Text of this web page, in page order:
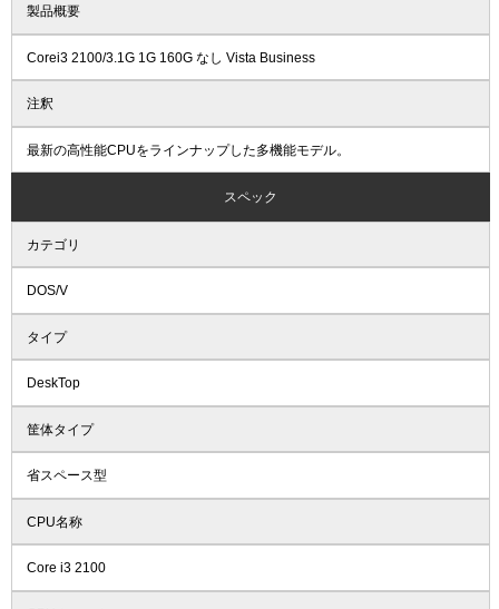
製品概要
Corei3 2100/3.1G 1G 160G なし Vista Business
注釈
最新の高性能CPUをラインナップした多機能モデル。
スペック
カテゴリ
DOS/V
タイプ
DeskTop
筐体タイプ
省スペース型
CPU名称
Core i3 2100